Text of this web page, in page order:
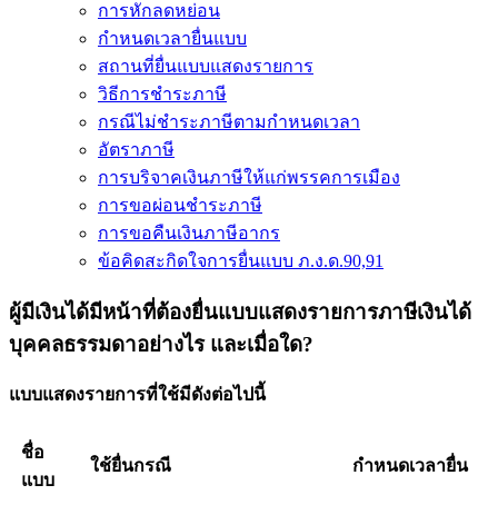
การหักลดหย่อน
กำหนดเวลายื่นแบบ
สถานที่ยื่นแบบแสดงรายการ
วิธีการชำระภาษี
กรณีไม่ชำระภาษีตามกำหนดเวลา
อัตราภาษี
การบริจาคเงินภาษีให้แก่พรรคการเมือง
การขอผ่อนชำระภาษี
การขอคืนเงินภาษีอากร
ข้อคิดสะกิดใจการยื่นแบบ ภ.ง.ด.90,91
ผู้มีเงินได้มีหน้าที่ต้องยื่นแบบแสดงรายการภาษีเงินได้
บุคคลธรรมดาอย่างไร และเมื่อใด?
แบบแสดงรายการที่ใช้มีดังต่อไปนี้
ชื่อ
แบบ
ใช้ยื่นกรณี กำหนดเวลายื่น